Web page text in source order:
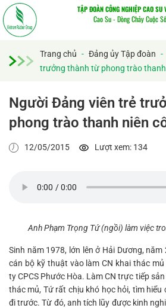
TẬP ĐOÀN CÔNG NGHIỆP CAO SU
Cao Su - Dòng Chảy Cuộc
Trang chủ - Đảng ủy Tập đoàn -
trưởng thành từ phong trào
Người Đảng viên trẻ
phong trào thanh niên
12/05/2015 Lượt xem: 134
Anh Phạm Trọng Tứ (ngồi) làm việc
Sinh năm 1978, lớn lên ở Hải Dương,
cán bộ kỹ thuật vào làm CN khai thác mủ
ty CPCS Phước Hòa. Làm CN trực tiếp
thác mủ, Tứ rất chịu khó học hỏi, tìm hiểu
đi trước. Từ đó, anh tích lũy được kinh
kiếm...